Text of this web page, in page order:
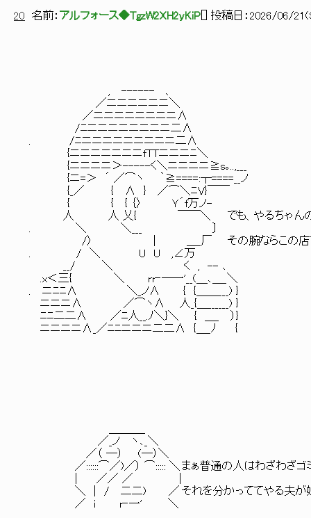
20 名前： アルフォース◆TgzW2XH2yKiP ] 投稿日： 2026/06/
, ------ 、
／ニニニニニニ＼
／ニニニニニニニニ∧
/ﾆニニニニニニニニ二∧
. /ﾆニニニニニニニニニ二∧
{ニニニニニニニfTTニニニﾆ＼
{ニニニニ＞-----く＼ニニニニ≧s｡..,___
{ニ=＞ ´ ／⌒ヽ ｀≧====:┬====__ノ
{_／ { ∧ } ／⌒＼ﾆV}￣￣
{ { { ｛〉 Ｙ´f万ノ-
人 人 乂{ ￣￣＼ でも、やるちゃんの料理の腕は
. ＼ ＼___ 〕
/〉 | ＿_厂 その腕ならこの店でも普通の連中
. / ＼ U U ,∠万
__/ ＼ く , -- ､
.x＜三{ ＼ rr‐─一'__(＿､＿_＼
. ニﾆﾆ∧ ＼_ノ∧ { {＿＿___) }
ニニニ∧ ／⌒ヽ∧ 人_{＿______) }
ﾆﾆ二二∧ ／ﾆ人__.ﾉ＼}＼ { ＿_ ）}
ニニニニ∧_／ﾆﾆニニニ二二∧ {＿_ﾉ {
／_ノ ヽ､_＼
／（ ─） (─）＼
／::::::⌒／)／） ⌒::::: ＼ まぁ普通の人はわざわざゴミを
| ／／ ／ |
＼ | / 二二) ／ それを分かっててやる夫が好きでや
／ ｉ r‐一' ＼